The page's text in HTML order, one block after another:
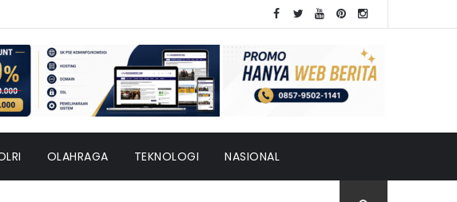
OLAHRAGA TEKNOLOGI NASIONAL